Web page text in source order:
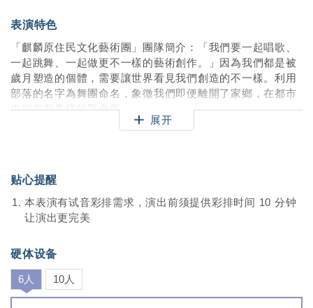
表演特色
「麒麟原住民文化藝術團」團隊簡介：「我們要一起唱歌、
一起跳舞、一起做更不一樣的藝術創作。」因為我們都是被
歲月塑造的個體，需要讓世界看見我們創造的不一樣。利用
部落的名字為舞團命名，象徵我們即便離開了家鄉，在都市
也能有個像樣的聚會所。
展开
贴心提醒
本表演有试音彩排需求，演出前须提供彩排时间 10 分钟
让演出更完美
硬体设备
6人 10人